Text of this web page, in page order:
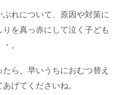
れについて、原因や対策に
を真っ赤にして泣く子ども
。
ら、早いうちにおむつ替え
げてくださいね。